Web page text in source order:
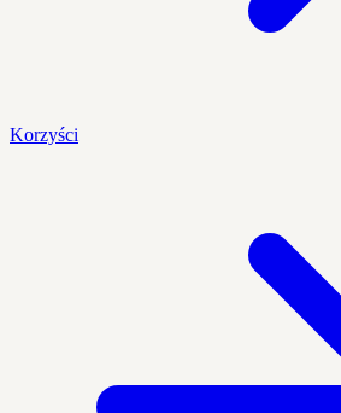
Korzyści